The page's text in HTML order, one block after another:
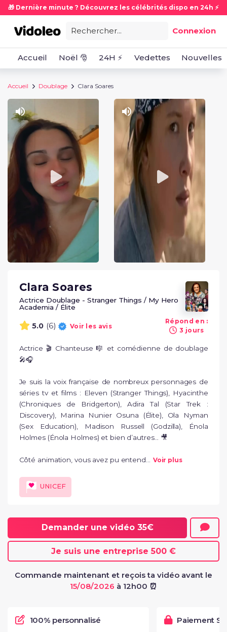
🎁 Dernière minute ? Découvrez les célébrités dispo en 24h ⚡
Rechercher... Connexion
Accueil Noël 🎅 24H ⚡ Vedettes Nouvelles
Accueil Doublage Clara Soares
Clara Soares
Actrice Doublage - Stranger Things / My Hero
Academia / Élite
5.0 (6) Voir les avis
Répond en :
3 jours
Actrice 🎬 Chanteuse 🎼 et comédienne de doublage
🎤🎧
Je suis la voix française de nombreux personnages de
séries tv et films : Eleven (Stranger Things), Hyacinthe
(Chroniques de Bridgerton), Adira Tal (Star Trek :
Discovery), Marina Nunier Osuna (Élite), Ola Nyman
(Sex Education), Madison Russell (Godzilla), Énola
Holmes (Énola Holmes) et bien d’autres... 🎥
Côté animation, vous avez pu entend... Voir plus
UNICEF
Demander une vidéo 35€
Je suis une entreprise500 €
Commande maintenant et reçois ta vidéo avant le
15/08/2026 à 12h00 ⏰
100% personnalisé Paiement